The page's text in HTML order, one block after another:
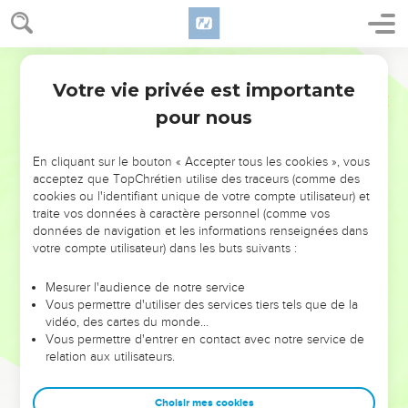
NE MANQUEZ PAS L’ÉVÉNEMENT
DE L’ANNÉE !
ET SI LEURS ERREURS POUVAIENT VOUS ÉVITER LES
VOTRES ?
leur foi ou leur vision. Mais on voit moins les doutes, les erreurs
et les saisons difficiles qu'ils ont traversés, alors même que ce
sont elles qui les ont façonnés.
Dans cette conférence, leaders, entrepreneurs, et responsables
clés pour avancer avec plus de sagesse afin que leurs erreurs
Votre vie privée est importante
pour nous
En cliquant sur le bouton « Accepter tous les cookies », vous
acceptez que TopChrétien utilise des traceurs (comme des
cookies ou l'identifiant unique de votre compte utilisateur) et
traite vos données à caractère personnel (comme vos
données de navigation et les informations renseignées dans
votre compte utilisateur) dans les buts suivants :
Mesurer l'audience de notre service
Vous permettre d'utiliser des services tiers tels que de la
vidéo, des cartes du monde…
Vous permettre d'entrer en contact avec notre service de
relation aux utilisateurs.
Choisir mes cookies